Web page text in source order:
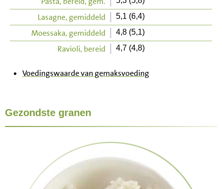
Lasagne, gemiddeld 5,1 (6,4)
Moessaka, gemiddeld 4,8 (5,1)
Ravioli, bereid 4,7 (4,8)
Voedingswaarde van gemaksvoeding
Gezondste granen